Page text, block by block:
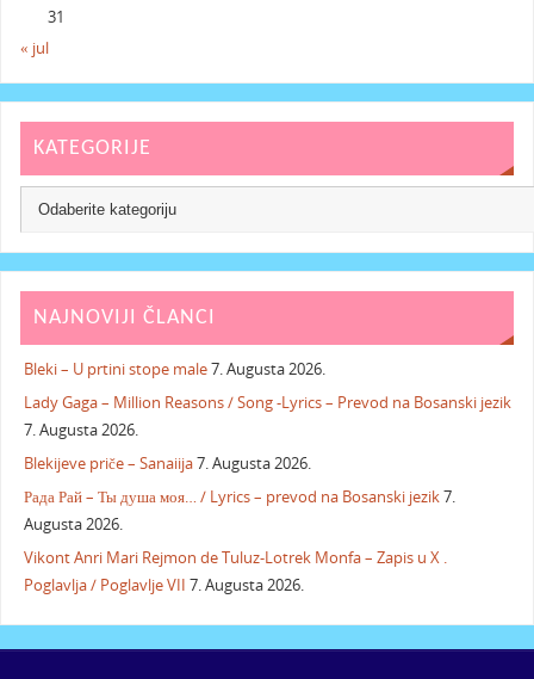
31
« jul
KATEGORIJE
NAJNOVIJI ČLANCI
Bleki – U prtini stope male7. Augusta 2026.
Lady Gaga – Million Reasons / Song -Lyrics – Prevod na Bosanski jezik
7. Augusta 2026.
Blekijeve priče – Sanaiija7. Augusta 2026.
Рада Рай – Ты душа моя… / Lyrics – prevod na Bosanski jezik7.
Augusta 2026.
Vikont Anri Mari Rejmon de Tuluz-Lotrek Monfa – Zapis u X .
Poglavlja / Poglavlje VII 7. Augusta 2026.